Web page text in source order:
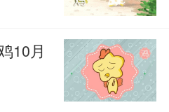
态都会受到巨大的
数1969年出生的属
大概只能活到70岁
10月